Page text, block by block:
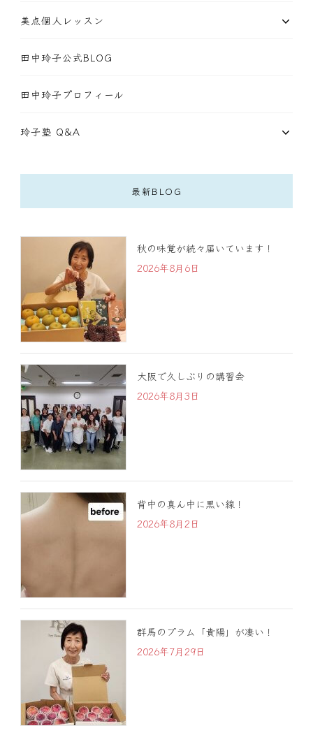
美点個人レッスン
田中玲子公式BLOG
田中玲子プロフィール
玲子塾 Q&A
最新BLOG
秋の味覚が続々届いています！
2026年8月6日
大阪で久しぶりの講習会
2026年8月3日
背中の真ん中に黒い線！
2026年8月2日
群馬のプラム「貴陽」が凄い！
2026年7月29日